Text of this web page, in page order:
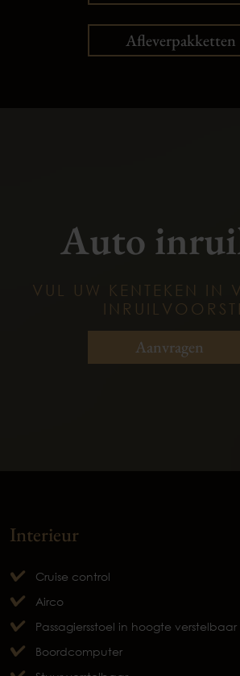
Afleverpakketten
Auto
VUL UW KENTEKEN IN
Aanvragen
Interieur
Cruise control
Airco
Passagiersstoel in hoogte verstelbaar
Boordcomputer